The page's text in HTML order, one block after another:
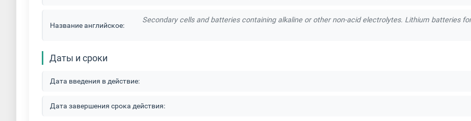
Название английское:
Secondary cells and batteries containing alkaline or other non-acid electrolytes. Lithium batteries
Даты и сроки
Дата введения в действие:
Дата завершения срока действия: